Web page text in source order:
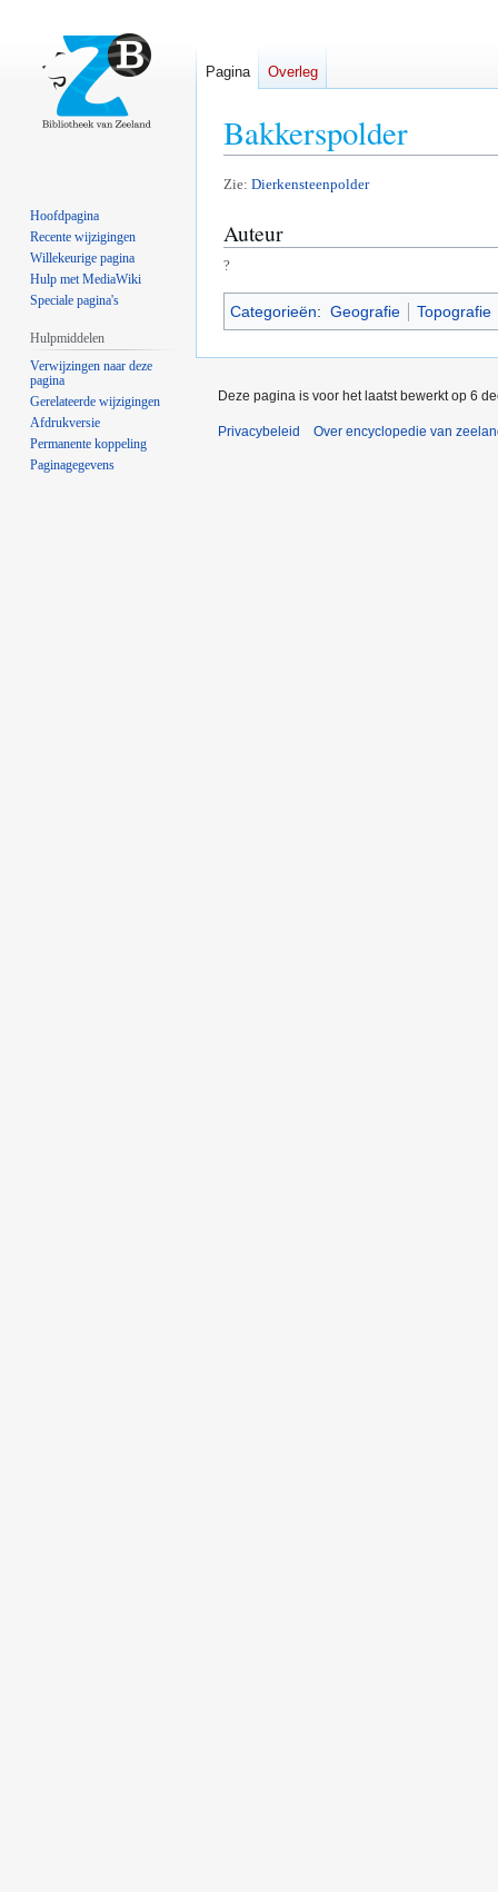
Bakkerspolder
Naar
springen
Naar
springen
Zie: Dierkensteenpolder
Auteur
?
Categorieën: Geografie Topografie
Pagina Overleg
Hoofdpagina
Recente wijzigingen
Willekeurige pagina
Hulp met MediaWiki
Speciale pagina's
Hulpmiddelen
Verwijzingen naar deze
pagina
Gerelateerde wijzigingen
Afdrukversie
Permanente koppeling
Paginagegevens
Deze pagina is voor het laatst bewerkt op 6
Privacybeleid Over encyclopedie van